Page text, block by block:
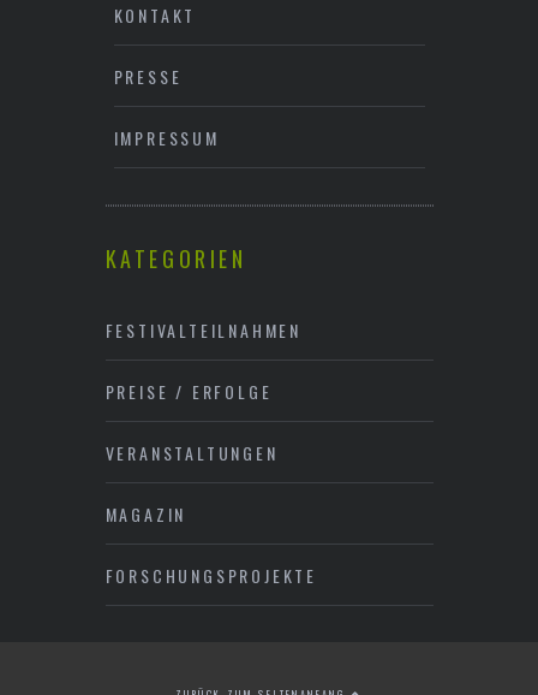
KONTAKT
PRESSE
IMPRESSUM
KATEGORIEN
FESTIVALTEILNAHMEN
PREISE / ERFOLGE
VERANSTALTUNGEN
MAGAZIN
FORSCHUNGSPROJEKTE